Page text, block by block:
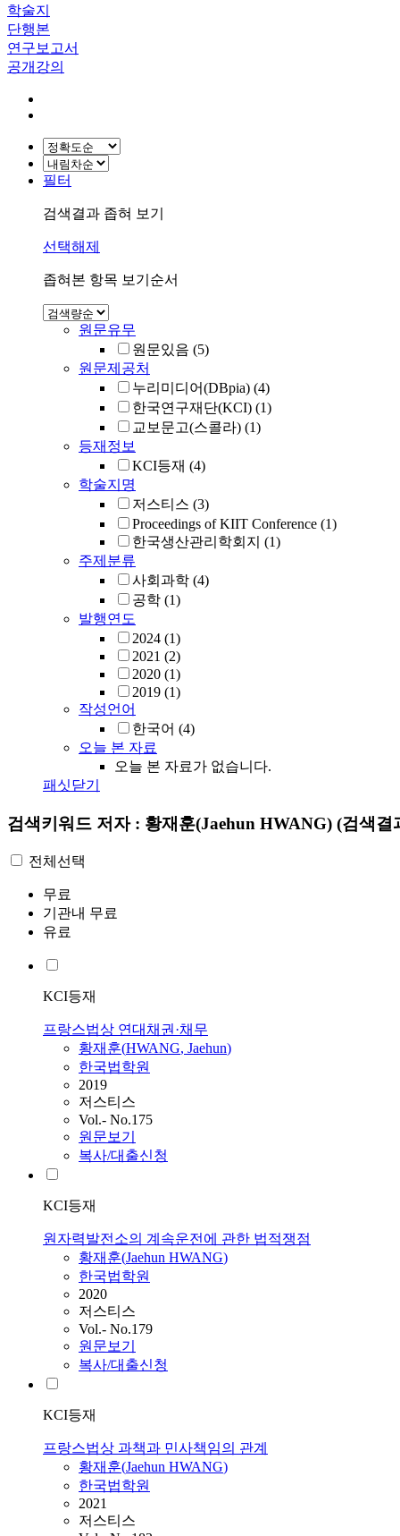
학술지
단행본
연구보고서
공개강의
필터
검색결과 좁혀 보기
선택해제
좁혀본 항목 보기순서
원문유무
원문있음 (5)
원문제공처
누리미디어(DBpia) (4)
한국연구재단(KCI) (1)
교보문고(스콜라) (1)
등재정보
KCI등재 (4)
학술지명
저스티스 (3)
Proceedings of KIIT Conference (1)
한국생산관리학회지 (1)
주제분류
사회과학 (4)
공학 (1)
발행연도
2024 (1)
2021 (2)
2020 (1)
2019 (1)
작성언어
한국어 (4)
오늘 본 자료
오늘 본 자료가 없습니다.
패싯닫기
검색키워드 저자 : 황재훈(Jaehun HWANG) (검색결
전체선택
무료
기관내 무료
유료
KCI등재
프랑스법상 연대채권·채무
황재훈(HWANG, Jaehun)
한국법학원
2019
저스티스
Vol.- No.175
원문보기
복사/대출신청
KCI등재
원자력발전소의 계속운전에 관한 법적쟁점
황재훈(Jaehun HWANG)
한국법학원
2020
저스티스
Vol.- No.179
원문보기
복사/대출신청
KCI등재
프랑스법상 과책과 민사책임의 관계
황재훈(Jaehun HWANG)
한국법학원
2021
저스티스